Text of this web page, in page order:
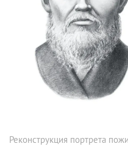
Реконструкция портрета